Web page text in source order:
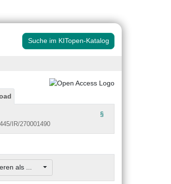
Suche im KITopen-Katalog
§
IR/270001490
als ...